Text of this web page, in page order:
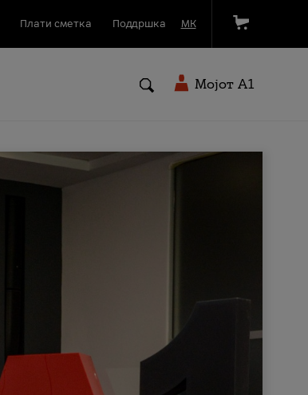
Плати сметка Поддршка МК
Мојот A1